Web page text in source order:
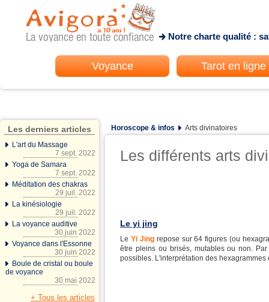
Notre charte qualité :
Voyance Tarot en ligne
Les derniers articles
L'art du Massage
7 sept. 2022
Yoga de Samara
7 sept. 2022
Méditation des chakras
29 juil. 2022
La kinésiologie
29 juil. 2022
La voyance auditive
30 juin 2022
Voyance dans l'Essonne
30 juin 2022
Boule de cristal ou boule
de voyance
30 mai 2022
+ Tous les articles
Horoscope & infos Arts divinatoires
Les différents arts
Le yi jing
Le Yi Jingrepose sur 64 figures (ou
être pleins ou brisés, mutables ou non.
possibles. L'interprétation des hexagrammes